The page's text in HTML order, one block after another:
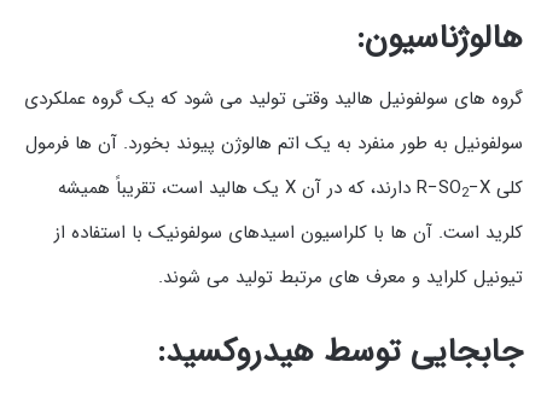
هالوژناسیون:
گروه های سولفونیل هالید وقتی تولید می شود که یک گروه عملکردی
سولفونیل به طور منفرد به یک اتم هالوژن پیوند بخورد. آن ها فرمول
کلی R−SO
2
−X دارند، که در آن X یک هالید است، تقریباً همیشه
کلرید است. آن ها با کلراسیون اسیدهای سولفونیک با استفاده از
تیونیل کلراید و معرف های مرتبط تولید می شوند.
جابجایی توسط هیدروکسید: